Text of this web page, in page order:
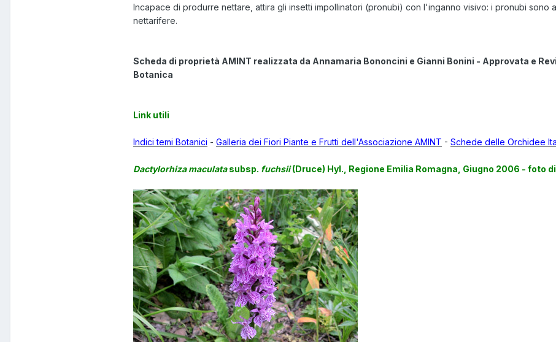
Incapace di produrre nettare, attira gli insetti impollinatori (pronubi) con l'inganno visivo: i pronubi
nettarifere.
Scheda di proprietà AMINT realizzata da Annamaria Bononcini e Gianni Bonini - Approvata e
Botanica
Link utili
Indici temi Botanici - Galleria dei Fiori Piante e Frutti dell'Associazione AMINT - Schede delle Orchidee
Dactylorhiza maculatasubsp. fuchsii(Druce) Hyl., Regione Emilia Romagna, Giugno 2006 - foto